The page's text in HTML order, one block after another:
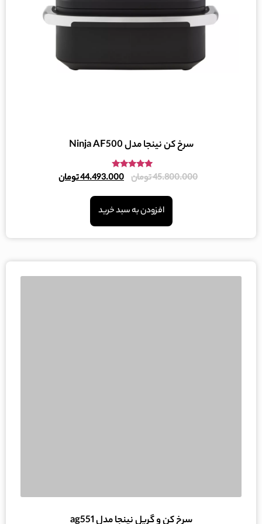
سرخ کن نینجا مدل Ninja AF500
امتیاز
4.80
45.800.000تومان 44.493.000تومان
افزودن به سبد خرید